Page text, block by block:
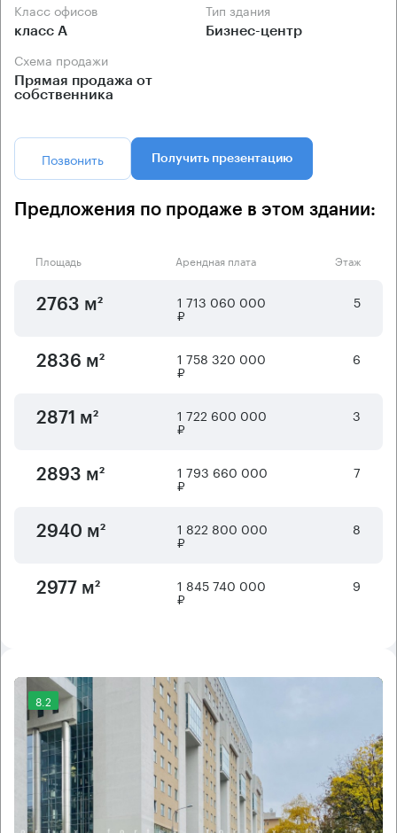
Класс офисов
класс А
Тип здания
Бизнес-центр
Схема продажи
Прямая продажа от
собственника
Позвонить Получить презентацию
Предложения по продаже в этом здании:
Площадь Арендная плата Этаж
2763 м² 1 713 060 000
₽
5
2836 м² 1 758 320 000
₽
6
2871 м² 1 722 600 000
₽
3
2893 м² 1 793 660 000
₽
7
2940 м² 1 822 800 000
₽
8
2977 м² 1 845 740 000
₽
9
8.2